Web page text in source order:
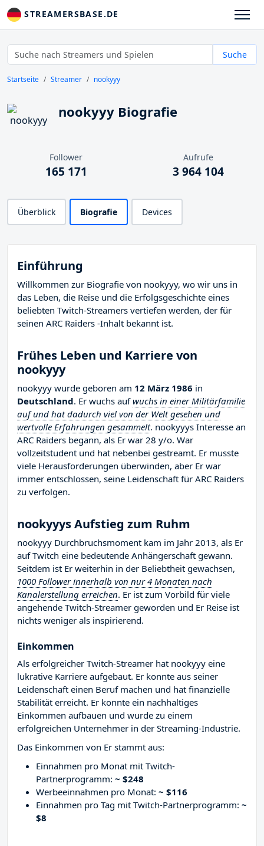
STREAMERSBASE.DE
Suche
Startseite Streamer nookyyy
nookyyy Biografie
Follower
165 171
Aufrufe
3 964 104
Überblick Biografie Devices
Einführung
Willkommen zur Biografie von nookyyy, wo wir uns in
das Leben, die Reise und die Erfolgsgeschichte eines
beliebten Twitch-Streamers vertiefen werden, der für
seinen ARC Raiders -Inhalt bekannt ist.
Frühes Leben und Karriere von
nookyyy
nookyyy wurde geboren am 12 März 1986 in
Deutschland. Er wuchs aufwuchs in einer Militärfamilie
auf und hat dadurch viel von der Welt gesehen und
wertvolle Erfahrungen gesammelt. nookyyys Interesse an
ARC Raiders begann, als Er war 28 y/o. War
vollzeitstudent und hat nebenbei gestreamt. Er musste
viele Herausforderungen überwinden, aber Er war
immer entschlossen, seine Leidenschaft für ARC Raiders
zu verfolgen.
nookyyys Aufstieg zum Ruhm
nookyyy Durchbruchsmoment kam im Jahr 2013, als Er
auf Twitch eine bedeutende Anhängerschaft gewann.
Seitdem ist Er weiterhin in der Beliebtheit gewachsen,
1000 Follower innerhalb von nur 4 Monaten nach
Kanalerstellung erreichen. Er ist zum Vorbild für viele
angehende Twitch-Streamer geworden und Er Reise ist
nichts weniger als inspirierend.
Einkommen
Als erfolgreicher Twitch-Streamer hat nookyyy eine
lukrative Karriere aufgebaut. Er konnte aus seiner
Leidenschaft einen Beruf machen und hat finanzielle
Stabilität erreicht. Er konnte ein nachhaltiges
Einkommen aufbauen und wurde zu einem
erfolgreichen Unternehmer in der Streaming-Industrie.
Das Einkommen von Er stammt aus:
Einnahmen pro Monat mit Twitch-
Partnerprogramm: ~ $248
Werbeeinnahmen pro Monat: ~ $116
Einnahmen pro Tag mit Twitch-Partnerprogramm: ~
$8